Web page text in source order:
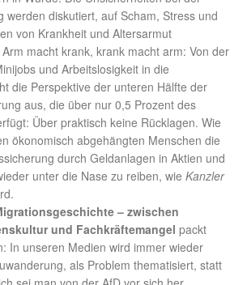
werden diskutiert, auf Scham, Stress und
von Krankheit und Altersarmut
macht krank, krank macht arm: Von der
und Arbeitslosigkeit in die
die Perspektive der unteren Hälfte der
aus, die über nur 0,5 Prozent des
Über praktisch keine Rücklagen. Wie
ökonomisch abgehängten Menschen die
durch Geldanlagen in Aktien und
unter die Nase zu reiben, wie Kanzler
– zwischen
und Fachkräftemangel packt
In unseren Medien wird immer wieder
als Problem thematisiert, statt